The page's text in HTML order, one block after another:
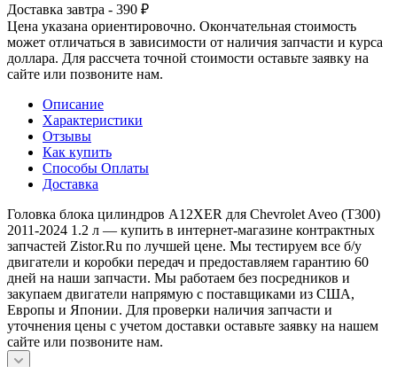
Доставка завтра - 390 ₽
Цена указана ориентировочно. Окончательная стоимость
может отличаться в зависимости от наличия запчасти и курса
доллара. Для рассчета точной стоимости оставьте заявку на
сайте или позвоните нам.
Описание
Характеристики
Отзывы
Как купить
Способы Оплаты
Доставка
Головка блока цилиндров A12XER для Chevrolet Aveo (T300)
2011-2024 1.2 л — купить в интернет-магазине контрактных
запчастей Zistor.Ru по лучшей цене. Мы тестируем все б/у
двигатели и коробки передач и предоставляем гарантию 60
дней на наши запчасти. Мы работаем без посредников и
закупаем двигатели напрямую с поставщиками из США,
Европы и Японии. Для проверки наличия запчасти и
уточнения цены с учетом доставки оставьте заявку на нашем
сайте или позвоните нам.